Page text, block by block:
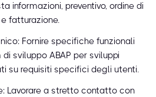
informazioni, preventivo, ordine di
fatturazione.
Fornire specifiche funzionali
sviluppo ABAP per sviluppi
su requisiti specifici degli utenti.
Lavorare a stretto contatto con